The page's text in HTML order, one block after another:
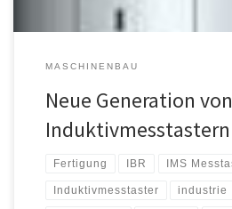
MASCHINENBAU
Neue Generation von
Induktivmesstastern
Fertigung IBR IMS
Induktivmesstaster industrie